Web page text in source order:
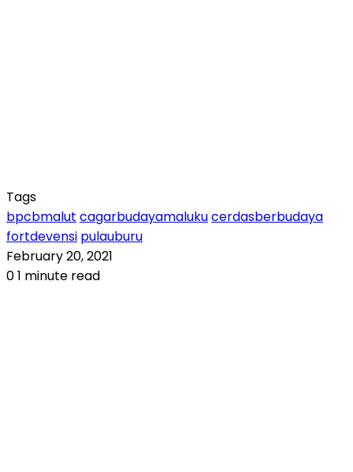
Tags
bpcbmalut cagarbudayamalukucerdasberbudaya
fortdevensi pulauburu
February 20, 2021
01 minute read